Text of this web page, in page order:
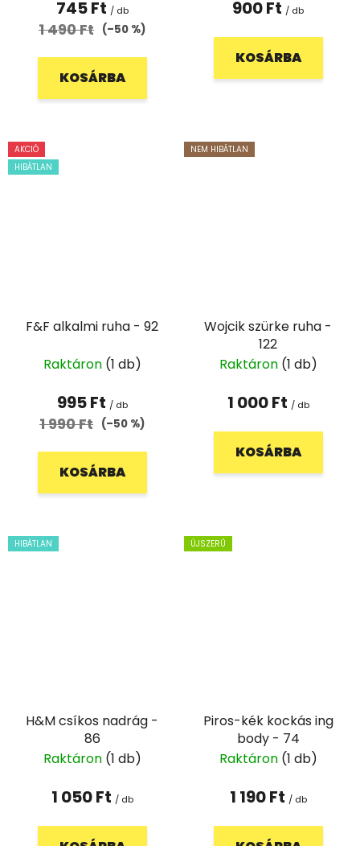
745 Ft / db
1 490 Ft (–50 %)
KOSÁRBA
900 Ft / db
KOSÁRBA
AKCIÓ
HIBÁTLAN
F&F alkalmi ruha - 92
Raktáron (1 db)
995 Ft / db
1 990 Ft (–50 %)
KOSÁRBA
NEM HIBÁTLAN
Wojcik szürke ruha -
122
Raktáron (1 db)
1 000 Ft / db
KOSÁRBA
HIBÁTLAN
H&M csíkos nadrág -
86
Raktáron (1 db)
1 050 Ft / db
ÚJSZERŰ
Piros-kék kockás ing
body - 74
Raktáron (1 db)
1 190 Ft / db